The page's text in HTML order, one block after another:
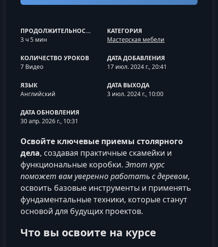
ПРОДОЛЖИТЕЛЬНОСТЬ
3 ч 5 мин
КАТЕГОРИЯ
Мастерская мебели
КОЛИЧЕСТВО УРОКОВ
7 Видео
ДАТА ДОБАВЛЕНИЯ
17 июл. 2024 г., 20:41
ЯЗЫК
Английский
ДАТА ВЫХОДА
3 июл. 2024 г., 10:00
ДАТА ОБНОВЛЕНИЯ
30 апр. 2026 г., 10:31
Освойте ключевые приемы столярного
дела, создавая практичные скамейки и
функциональные коробки. Этот курс
поможет вам уверенно работать с деревом,
освоить базовые инструменты и применять
фундаментальные техники, которые станут
основой для будущих проектов.
Что вы освоите на курсе